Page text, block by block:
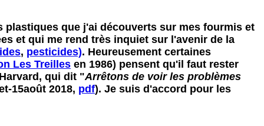
que j'ai découverts sur mes fourmis et
et qui me rend très inquiet sur l'avenir de la
, pesticides). Heureusement certaines
Les Treilles en 1986) pensent qu'il faut rester
qui dit "Arrêtons de voir les problèmes
15août 2018, pdf). Je suis d'accord pour les